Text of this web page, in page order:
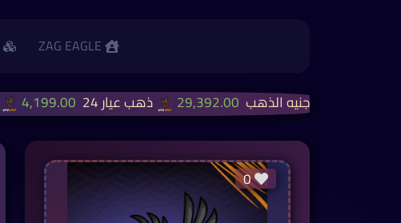
جنيه الذهب ذهب عيار 24
0